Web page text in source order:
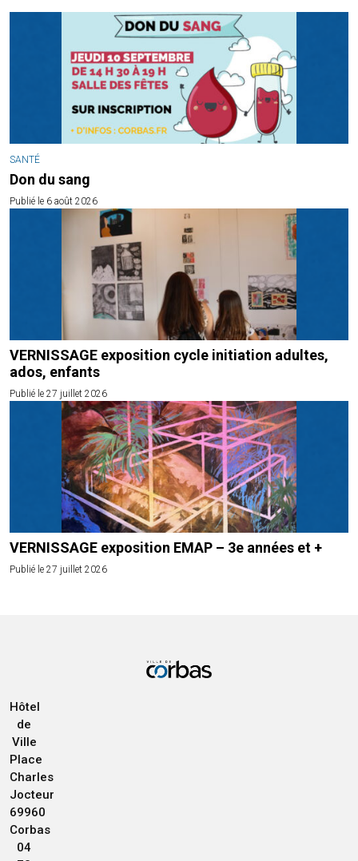
SANTÉ
Don du sang
Publié le 6 août 2026
VERNISSAGE exposition cycle initiation adultes,
ados, enfants
Publié le 27 juillet 2026
VERNISSAGE exposition EMAP – 3e années et +
Publié le 27 juillet 2026
Hôtel
de
Ville
Place
Charles
Jocteur
69960
Corbas
04